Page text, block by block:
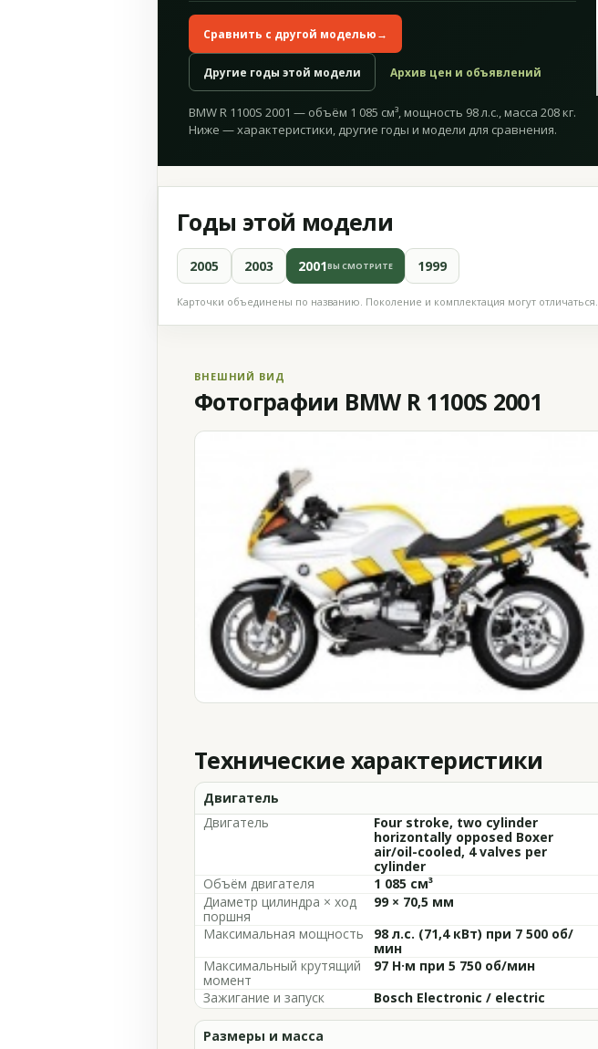
Сравнить с другой моделью→
Другие годы этой модели Архив цен и объявлений
BMW R 1100S 2001 — объём 1 085 см³, мощность 98 л.с., масса 208 кг.
Ниже — характеристики, другие годы и модели для сравнения.
Годы этой модели
2005 2003 2001ВЫ СМОТРИТЕ 1999
Карточки объединены по названию. Поколение и комплектация могут отличаться.
ВНЕШНИЙ ВИД
Фотографии BMW R 1100S 2001
Технические характеристики
Двигатель
Двигатель
Four stroke, two cylinder
horizontally opposed Boxer
air/oil-cooled, 4 valves per
cylinder
Объём двигателя
1 085 см³
Диаметр цилиндра × ход
поршня
99 × 70,5 мм
Максимальная мощность
98 л.с. (71,4 кВт) при 7 500 об/
мин
Максимальный крутящий
момент
97 Н·м при 5 750 об/мин
Зажигание и запуск
Bosch Electronic / electric
Размеры и масса